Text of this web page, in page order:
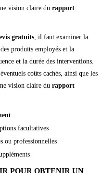
vision claire du rapport
gratuits, il faut examiner la
produits employés et la
et la durée des interventions.
coûts cachés, ainsi que les
vision claire du rapport
facultatives
ou professionnelles
POUR OBTENIR UN